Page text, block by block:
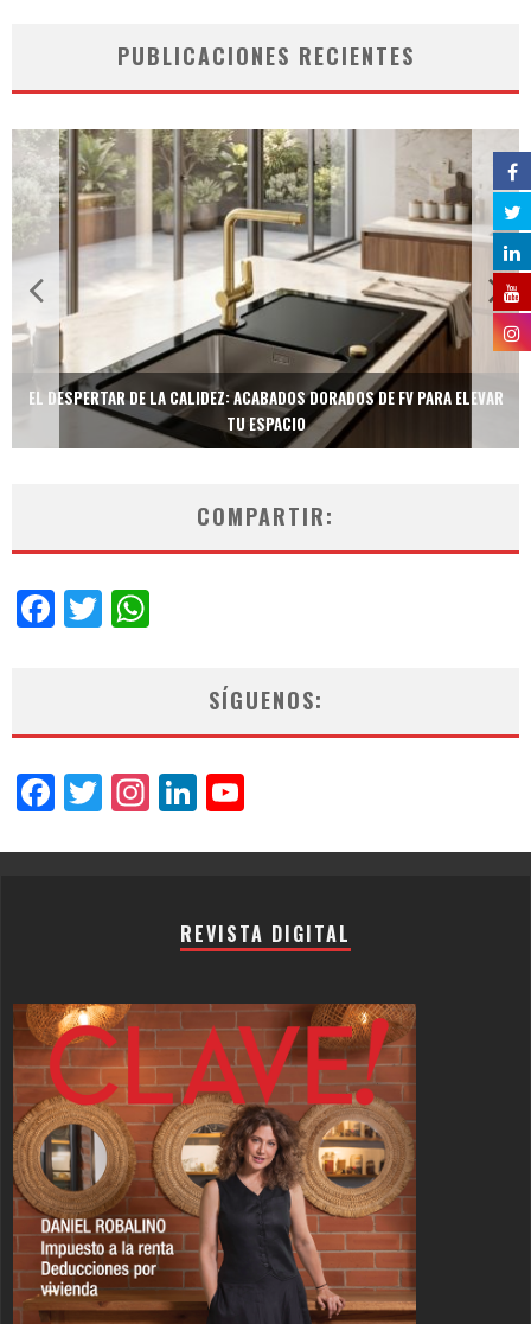
PUBLICACIONES RECIENTES
EL DESPERTAR DE LA CALIDEZ: ACABADOS DORADOS DE FV PARA ELEVAR
TU ESPACIO
COMPARTIR:
Facebook
Twitter
SÍGUENOS:
Facebook
Twitter
Instagram
LinkedIn
REVISTA DIGITAL